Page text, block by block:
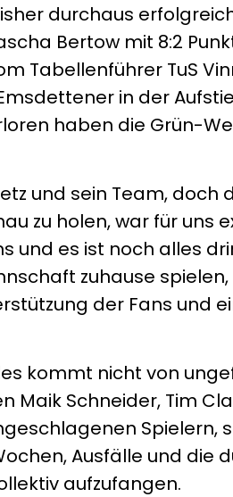
durchaus
Bertow mit 8:2
Tabellenführer TuS
in der
haben die Grün-
und sein Team, doch
zu holen, war für uns
und es ist noch alles
zuhause
der Fans und
kommt nicht von
Schneider, Tim
Spielern,
Ausfälle und die
aufzufangen.